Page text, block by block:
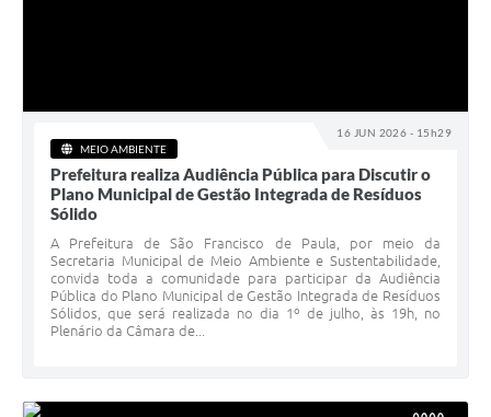
16 JUN 2026 - 15h29
MEIO AMBIENTE
Prefeitura realiza Audiência Pública para Discutir o
Plano Municipal de Gestão Integrada de Resíduos
Sólido
A Prefeitura de São Francisco de Paula, por meio da
Secretaria Municipal de Meio Ambiente e Sustentabilidade,
convida toda a comunidade para participar da Audiência
Pública do Plano Municipal de Gestão Integrada de Resíduos
Sólidos, que será realizada no dia 1º de julho, às 19h, no
Plenário da Câmara de...